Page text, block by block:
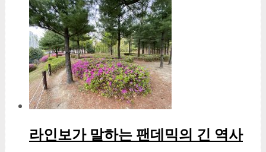
라인보가 말하는 팬데믹의 긴 역사